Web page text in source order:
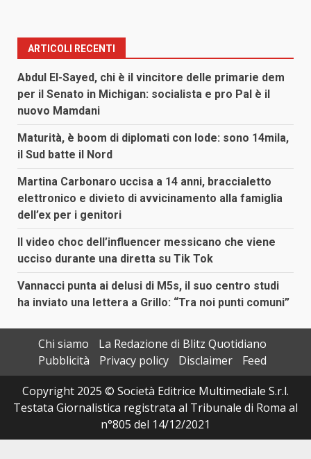
ARTICOLI RECENTI
Abdul El-Sayed, chi è il vincitore delle primarie dem
per il Senato in Michigan: socialista e pro Pal è il
nuovo Mamdani
Maturità, è boom di diplomati con lode: sono 14mila,
il Sud batte il Nord
Martina Carbonaro uccisa a 14 anni, braccialetto
elettronico e divieto di avvicinamento alla famiglia
dell’ex per i genitori
Il video choc dell’influencer messicano che viene
ucciso durante una diretta su Tik Tok
Vannacci punta ai delusi di M5s, il suo centro studi
ha inviato una lettera a Grillo: “Tra noi punti comuni”
Chi siamo
La Redazione di Blitz Quotidiano
Pubblicità
Privacy policy Disclaimer
Feed
Copyright 2025 © Società Editrice Multimediale S.r.l.
Testata Giornalistica registrata al Tribunale di Roma al
n°805 del 14/12/2021